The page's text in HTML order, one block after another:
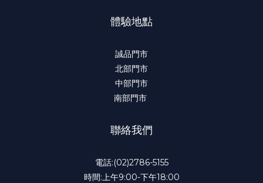
體驗地點
誠品門市
北部門市
中部門市
南部門市
聯絡我們
電話:(02)2786-5155
時間:上午9:00-下午18:00